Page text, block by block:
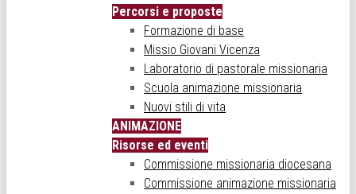
Percorsi e proposte
Formazione di base
Missio Giovani Vicenza
Laboratorio di pastorale missionaria
Scuola animazione missionaria
Nuovi stili di vita
ANIMAZIONE
Risorse ed eventi
Commissione missionaria diocesana
Commissione animazione missionaria